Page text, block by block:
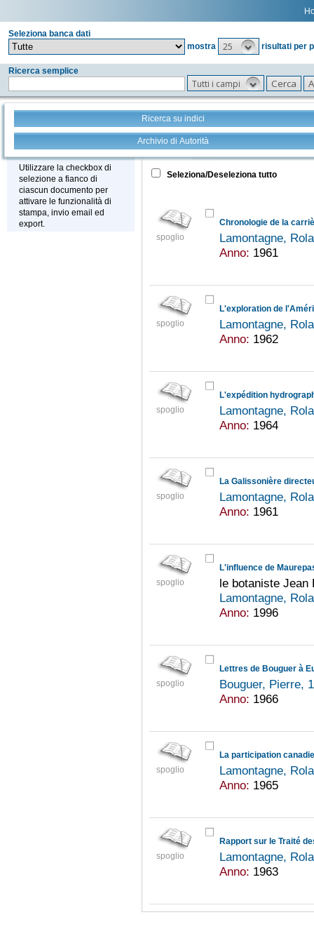
Seleziona banca dati
mostra
25 risultati per
Ricerca semplice
Tutti i campi
Ricerca su indici
Archivio di Autorità
Stampa - Email - Export
Utilizzare la checkbox di
selezione a fianco di
ciascun documento per
attivare le funzionalità di
stampa, invio email ed
export.
Tutto +
Seleziona/Deseleziona tutto
spoglio
Chronologie de la
Lamontagne,
Anno: 1961
spoglio
L'exploration de
Lamontagne,
Anno: 1962
spoglio
L'expédition
Lamontagne,
Anno: 1964
spoglio
La Galissonière
Lamontagne,
Anno: 1961
spoglio
L'influence de
le botaniste Jean
Lamontagne,
Anno: 1996
spoglio
Lettres de Bouguer à
Bouguer, Pierre,
Anno: 1966
spoglio
La participation
Lamontagne,
Anno: 1965
spoglio
Lamontagne,
Anno: 1963